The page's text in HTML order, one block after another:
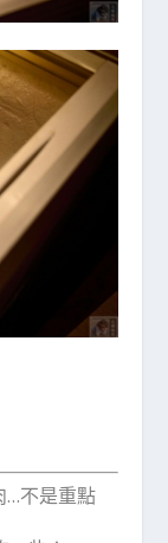
…不是重點